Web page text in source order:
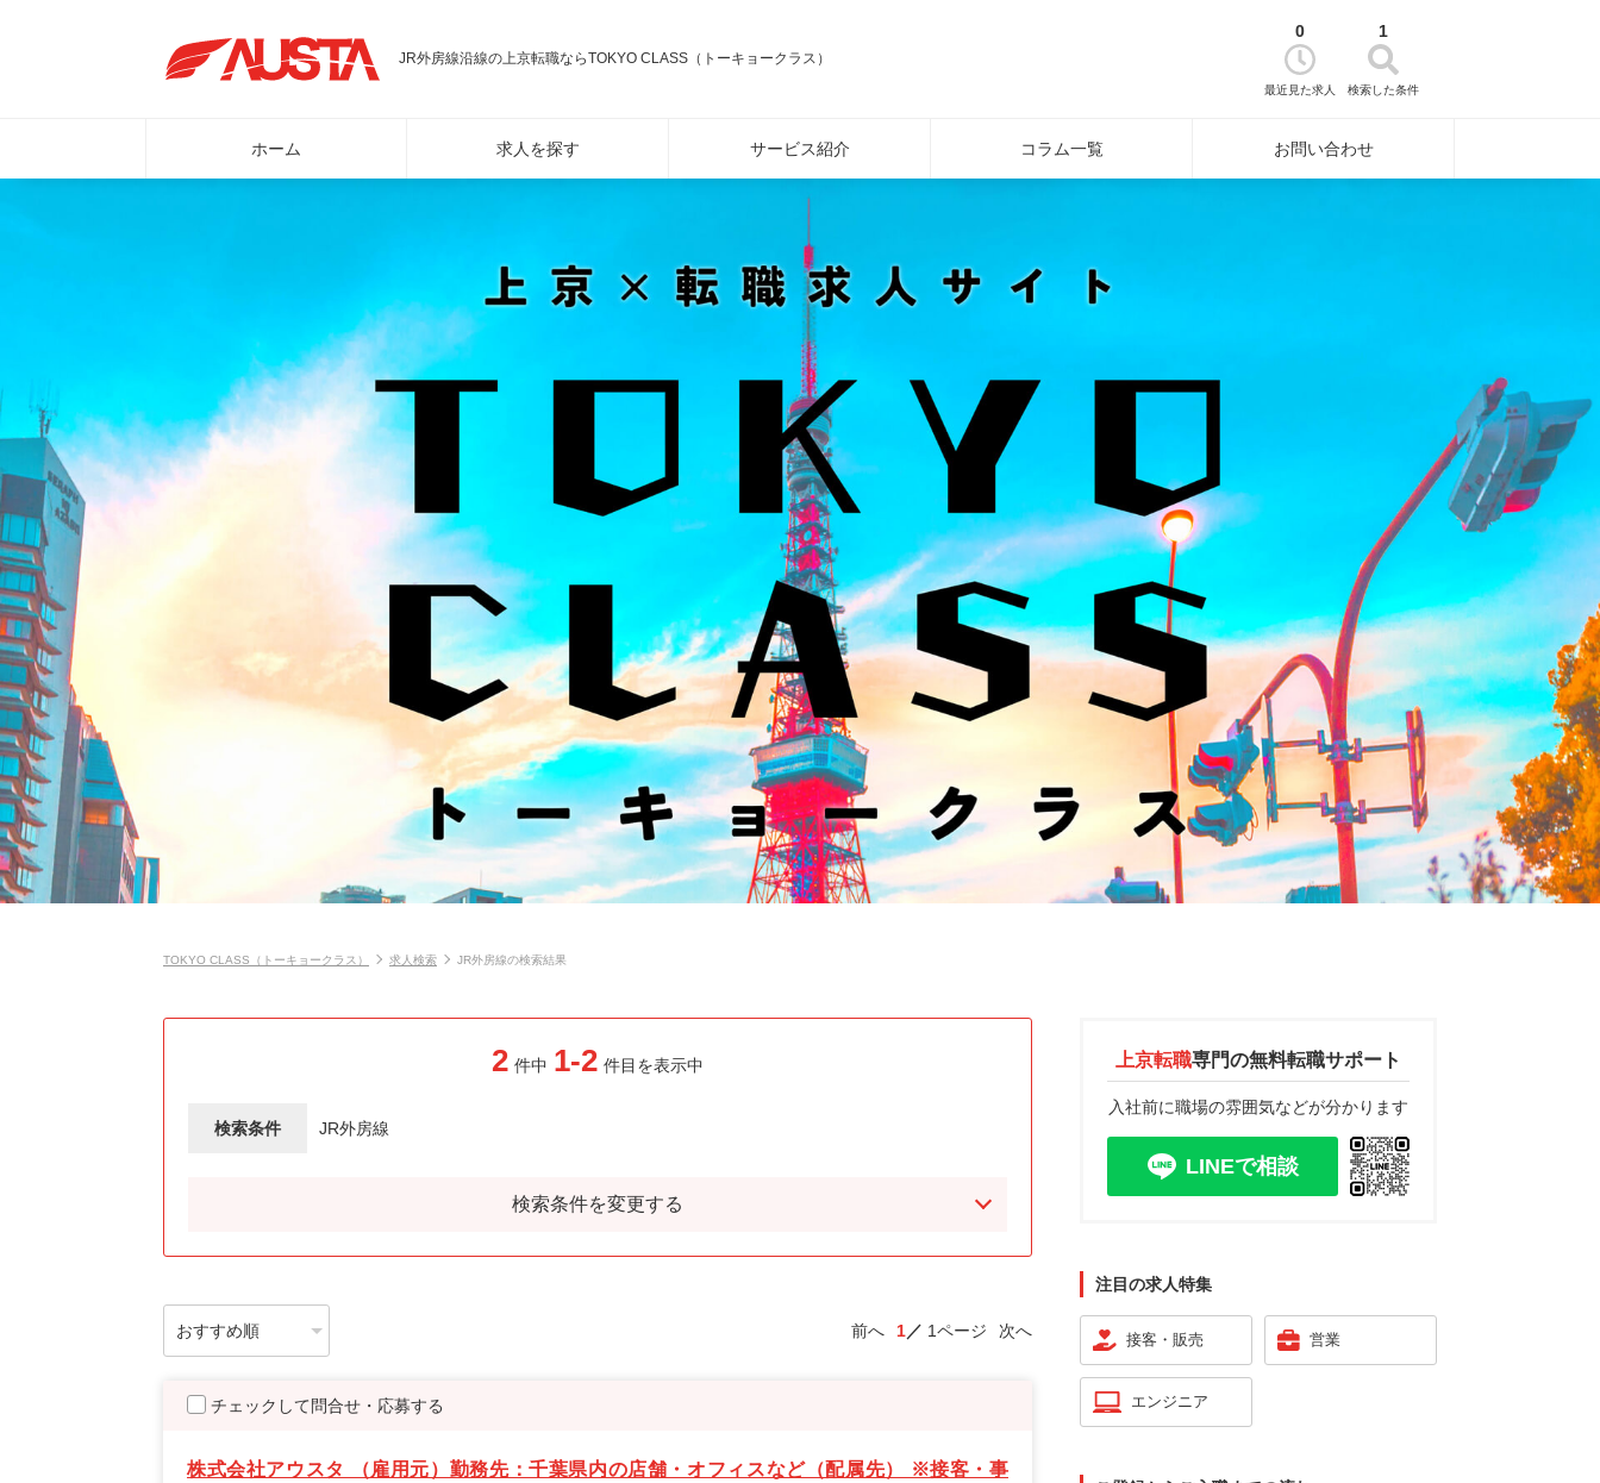
JR外房線沿線の上京転職ならTOKYO CLASS（トーキョークラス）
0
最近見た求人
1
検索した条件
ホーム 求人を探す サービス紹介 コラム一覧 お問い合わせ
TOKYO CLASS（トーキョークラス） 求人検索 JR外房線の検索結果
2 件中 1-2 件目を表示中
検索条件 JR外房線
検索条件を変更する
前へ 1 1ページ 次へ
チェックして問合せ・応募する
株式会社アウスタ （雇用元）勤務先：千葉県内の店舗・オフィスなど（配属先） ※接客・事
上京転職専門の無料転職サポート
入社前に職場の雰囲気などが分かります
LINEで相談
注目の求人特集
接客・販売 営業
エンジニア